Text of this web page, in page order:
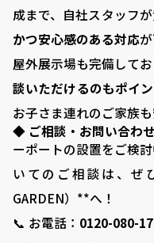
■ 求人サイト
■ お問い合わせ
TEL:
岐阜県羽島郡
成まで、自社スタッフ
かつ安心感のある対応
屋外展示場も完備してお
談いただけるのもポイ
お子さま連れのご家族
◆ ご相談・お問い合わ
ーポートの設置をご検
いてのご相談は、ぜ
GARDEN）**へ！
📞 お電話： 0120-080-